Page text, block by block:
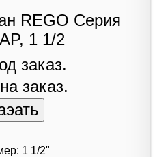
заказ.
заказ.
1 1/2"